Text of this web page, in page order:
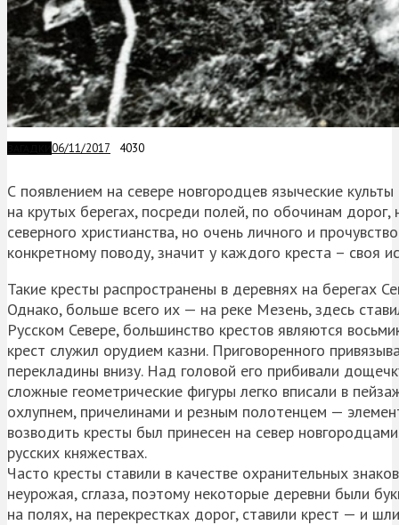
06/11/2017 4030
С появлением на севере новгородцев языческие
на крутых берегах, посреди полей, по обочинам
северного христианства, но очень личного и
конкретному поводу, значит у каждого креста – своя
Такие кресты распространены в деревнях на берегах
Однако, больше всего их — на реке Мезень, здесь
Русском Севере, большинство крестов являются
крест служил орудием казни. Приговоренного
перекладины внизу. Над головой его прибивали
сложные геометрические фигуры легко вписали в
охлупнем, причелинами и резным полотенцем —
возводить кресты был принесен на север
русских княжествах.
Часто кресты ставили в качестве охранительных
неурожая, сглаза, поэтому некоторые деревни были
на полях, на перекрестках дорог, ставили крест — и